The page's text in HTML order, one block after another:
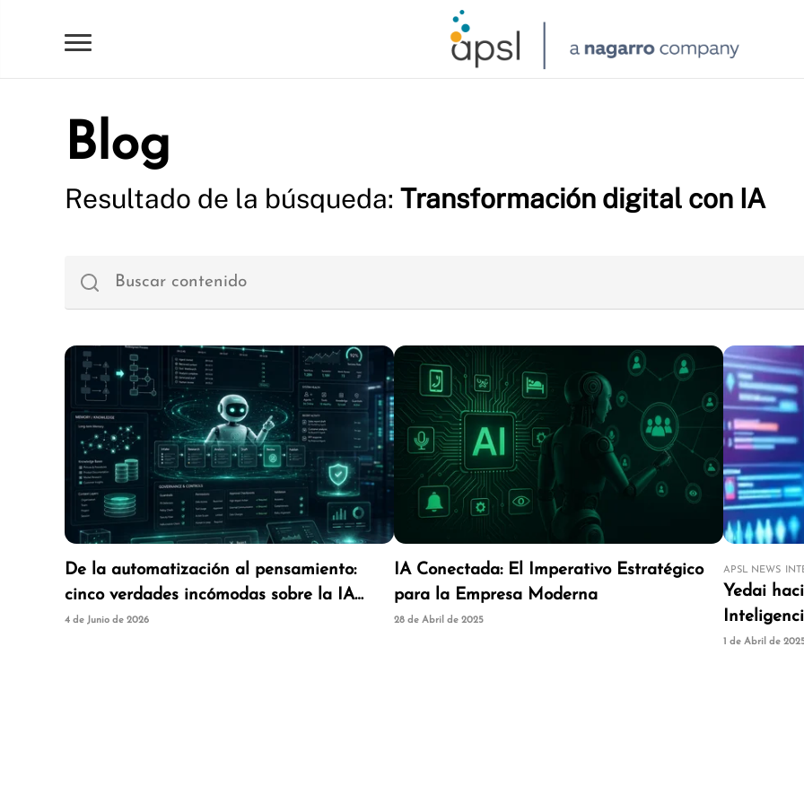
Blog
Resultado de la búsqueda: Transformación digital con IA
De la automatización al pensamiento:
cinco verdades incómodas sobre la IA
agéntica
4 de Junio de 2026
IA Conectada: El Imperativo Estratégico
para la Empresa Moderna
28 de Abril de 2025
APSL NEWS
Yedai
1 de Abril de